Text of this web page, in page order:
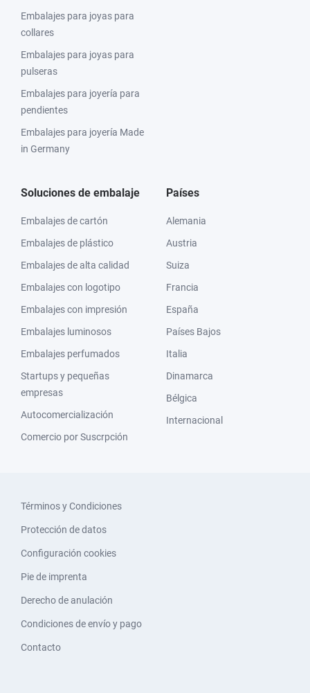
Embalajes para joyas para
collares
Embalajes para joyas para
pulseras
Embalajes para joyería para
pendientes
Embalajes para joyería Made
in Germany
Soluciones de embalaje
Embalajes de cartón
Embalajes de plástico
Embalajes de alta calidad
Embalajes con logotipo
Embalajes con impresión
Embalajes luminosos
Embalajes perfumados
Startups y pequeñas
empresas
Autocomercialización
Comercio por Suscrpción
Países
Alemania
Austria
Suiza
Francia
España
Países Bajos
Italia
Dinamarca
Bélgica
Internacional
Términos y Condiciones
Protección de datos
Configuración cookies
Pie de imprenta
Derecho de anulación
Condiciones de envío y pago
Contacto